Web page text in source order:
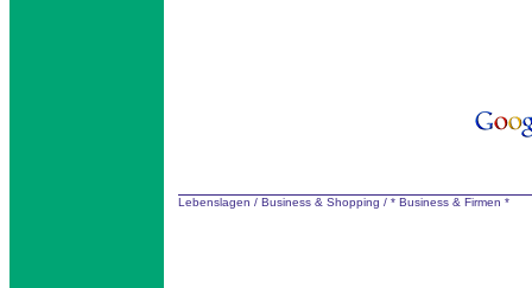
Lebenslagen / Business & Shopping / * Business & Firmen *